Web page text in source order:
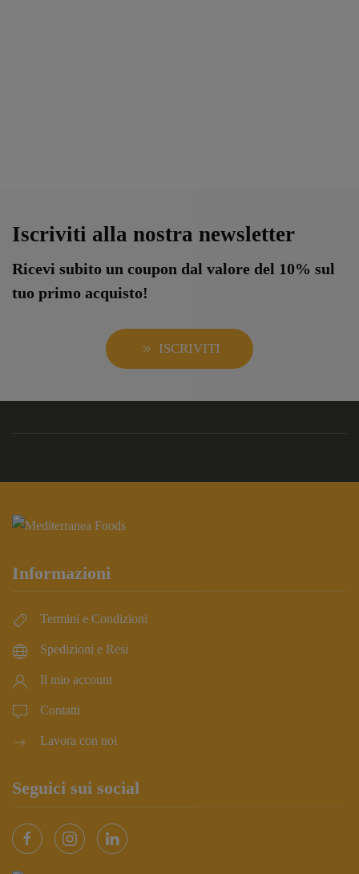
Iscriviti alla nostra newsletter
Ricevi subito un coupon dal valore del 10% sul
tuo primo acquisto!
ISCRIVITI
Informazioni
Termini e Condizioni
Spedizioni e Resi
Il mio account
Contatti
Lavora con noi
Seguici sui social